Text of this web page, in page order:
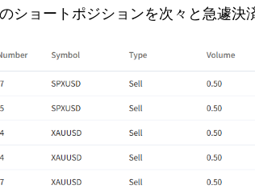
ショートポジションを次々と急遽決